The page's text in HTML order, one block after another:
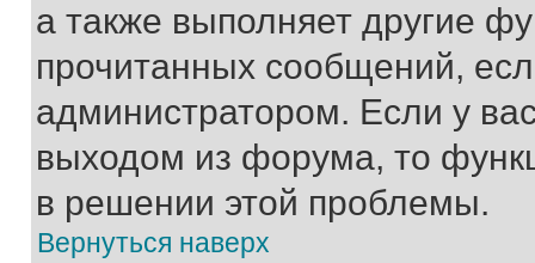
а также выполняет другие
прочитанных сообщений,
администратором. Если у
выходом из форума, то
в решении этой проблемы.
Вернуться наверх